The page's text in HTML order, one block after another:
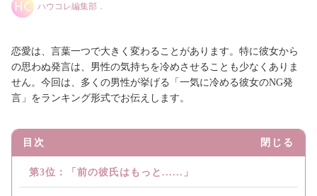
ハウコレ編集部．
恋愛は、言葉一つで大きく変わることがあります。特に彼女から
の思わぬ発言は、男性の気持ちを冷めさせることも少なくありま
せん。今回は、多くの男性が挙げる「一気に冷める彼女のNG発
言」をランキング形式でお伝えします。
目次 閉じる
第3位：「前の彼氏はもっと......」